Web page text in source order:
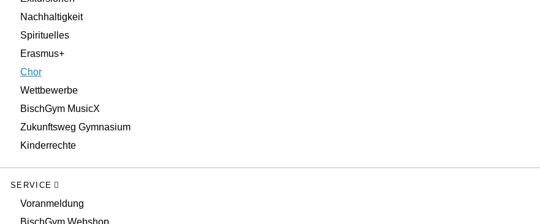
Nachhaltigkeit
Spirituelles
Erasmus+
Chor
Wettbewerbe
BischGym MusicX
Zukunftsweg Gymnasium
Kinderrechte
SERVICE
Voranmeldung
BischGym Webshop